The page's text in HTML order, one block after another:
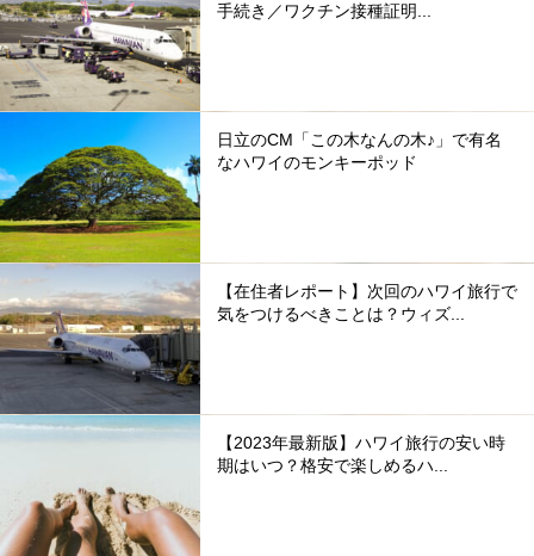
手続き／ワクチン接種証明...
日立のCM「この木なんの木♪」で有名
なハワイのモンキーポッド
【在住者レポート】次回のハワイ旅行で
気をつけるべきことは？ウィズ...
【2023年最新版】ハワイ旅行の安い時
期はいつ？格安で楽しめるハ...